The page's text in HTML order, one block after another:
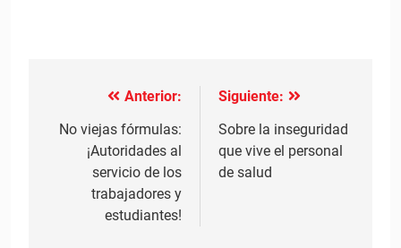
Navegación
de
entradas
Anterior:
No viejas fórmulas:
¡Autoridades al
servicio de los
trabajadores y
estudiantes!
Siguiente:
Sobre la inseguridad
que vive el personal
de salud